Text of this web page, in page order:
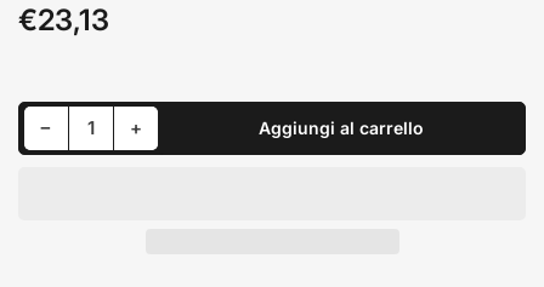
Prezzo
standard
€23,13
−Riduci quantità per Motorino Alzacristalli Posteriore Sinistro Skoda Octavia 1Z 2010 5K0959703A
Quantità +Aumenta quantità per Motorino Alzacristalli Posteriore Sinistro Skoda Octavia 1Z 2010 5K0959703A Aggiungi al carrello